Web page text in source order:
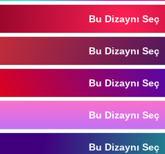
Bu Dizaynı Seç
Bu Dizaynı Seç
Bu Dizaynı Seç
Bu Dizaynı Seç
Bu Dizaynı Seç